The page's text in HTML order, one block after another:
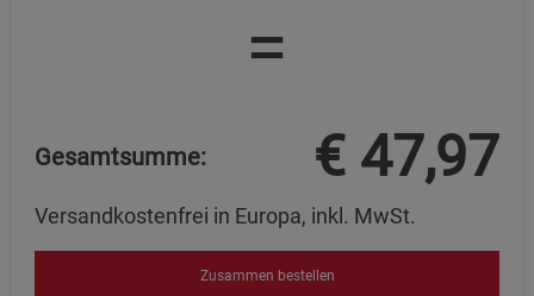
=
Gesamtsumme: € 47,97
Versandkostenfrei in Europa, inkl. MwSt.
Zusammen bestellen